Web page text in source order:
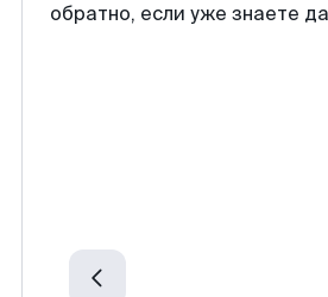
обратно, если уже знаете